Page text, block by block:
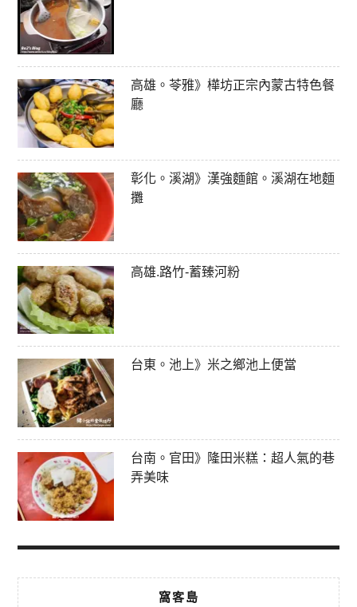
高雄。苓雅》樺坊正宗內蒙古特色餐
廳
彰化。溪湖》漢強麵館。溪湖在地麵
攤
高雄.路竹-蓄臻河粉
台東。池上》米之鄉池上便當
台南。官田》隆田米糕：超人氣的巷
弄美味
窩客島